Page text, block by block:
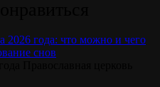
2026 года: что можно и чего
снов